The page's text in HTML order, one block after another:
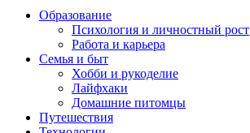
Образование
Психология и личностный рост
Работа и карьера
Семья и быт
Хобби и рукоделие
Лайфхаки
Домашние питомцы
Путешествия